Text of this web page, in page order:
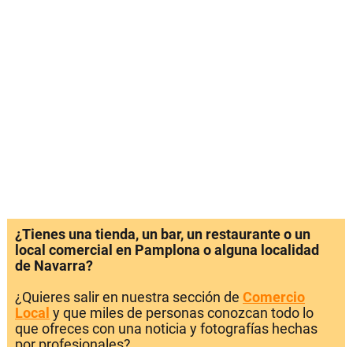
¿Tienes una tienda, un bar, un restaurante o un
local comercial en Pamplona o alguna localidad
de Navarra?
¿Quieres salir en nuestra sección de Comercio
Local y que miles de personas conozcan todo lo
que ofreces con una noticia y fotografías hechas